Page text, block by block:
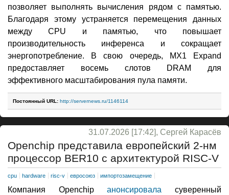
позволяет выполнять вычисления рядом с памятью.
Благодаря этому устраняется перемещения данных
между CPU и памятью, что повышает
производительность инференса и сокращает
энергопотребление. В свою очередь, MX1 Expand
предоставляет восемь слотов DRAM для
эффективного масштабирования пула памяти.
Постоянный URL: http://servernews.ru/1146114
31.07.2026 [17:42], Сергей Карасёв
Openchip представила европейский 2-нм
процессор BER10 с архитектурой RISC-V
cpu hardware risc-v евросоюз импортозамещение
Компания Openchipанонсировала суверенный